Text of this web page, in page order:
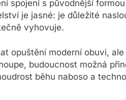
spojení s původnější
je jasné: je důležité
vyhovuje.
opuštění moderní obuvi,
budoucnost možná
běhu naboso a